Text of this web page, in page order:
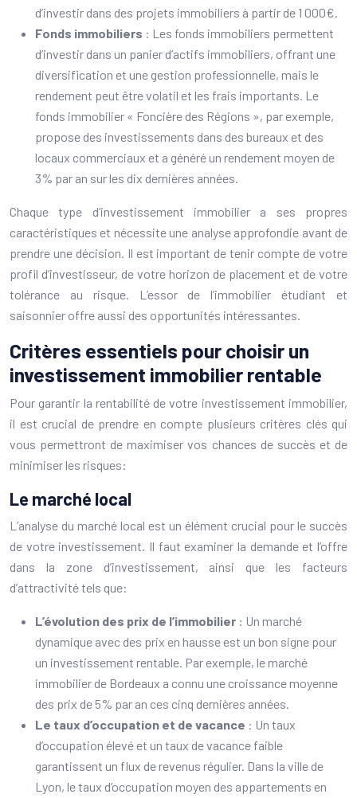
d’investir dans des projets immobiliers à partir de 1 000€.
Fonds immobiliers : Les fonds immobiliers permettent
d’investir dans un panier d’actifs immobiliers, offrant une
diversification et une gestion professionnelle, mais le
rendement peut être volatil et les frais importants. Le
fonds immobilier « Foncière des Régions », par exemple,
propose des investissements dans des bureaux et des
locaux commerciaux et a généré un rendement moyen de
3% par an sur les dix dernières années.
Chaque type d’investissement immobilier a ses propres
caractéristiques et nécessite une analyse approfondie avant de
prendre une décision. Il est important de tenir compte de votre
profil d’investisseur, de votre horizon de placement et de votre
tolérance au risque. L’essor de l’immobilier étudiant et
saisonnier offre aussi des opportunités intéressantes.
Critères essentiels pour choisir un
investissement immobilier rentable
Pour garantir la rentabilité de votre investissement immobilier,
il est crucial de prendre en compte plusieurs critères clés qui
vous permettront de maximiser vos chances de succès et de
minimiser les risques:
Le marché local
L’analyse du marché local est un élément crucial pour le succès
de votre investissement. Il faut examiner la demande et l’offre
dans la zone d’investissement, ainsi que les facteurs
d’attractivité tels que:
L’évolution des prix de l’immobilier : Un marché
dynamique avec des prix en hausse est un bon signe pour
un investissement rentable. Par exemple, le marché
immobilier de Bordeaux a connu une croissance moyenne
des prix de 5% par an ces cinq dernières années.
Le taux d’occupation et de vacance : Un taux
d’occupation élevé et un taux de vacance faible
garantissent un flux de revenus régulier. Dans la ville de
Lyon, le taux d’occupation moyen des appartements en